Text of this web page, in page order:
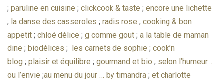
; paruline en cuisine ; clickcook & taste ; encore une lichette
; la danse des casseroles ; radis rose ; cooking & bon
appetit ; chloé délice ; g comme gout ; a la table de maman
dine ; biodélices ; les carnets de sophie ; cook’n
blog ; plaisir et équilibre ; gourmand et bio ; selon l’humeur…
ou l’envie ;au menu du jour … by timandra ; et charlotte